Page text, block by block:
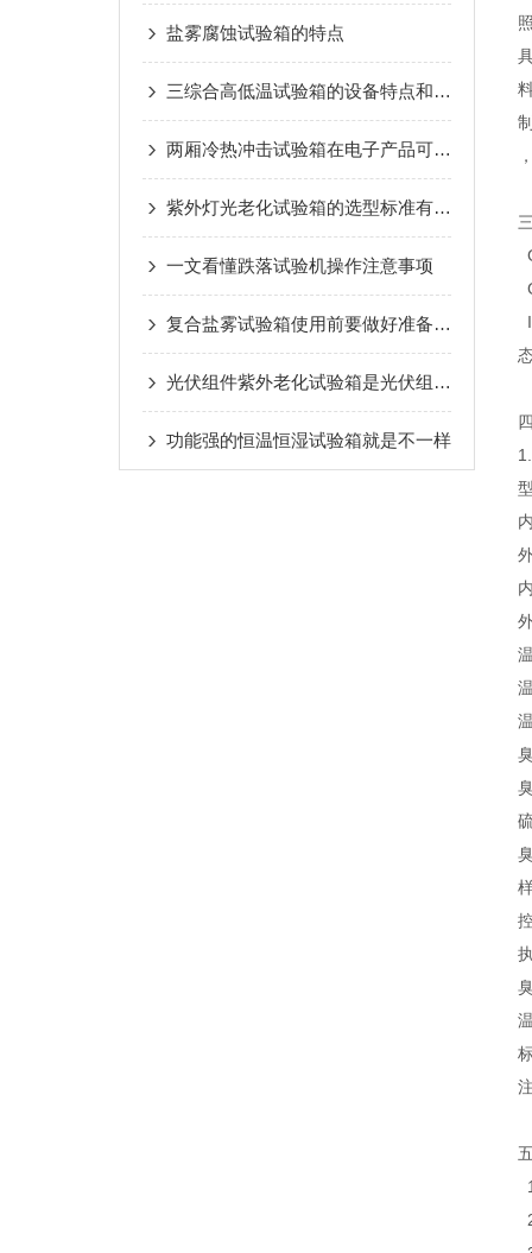
盐雾腐蚀试验箱的特点
三综合高低温试验箱的设备特点和满足标准
两厢冷热冲击试验箱在电子产品可靠性测试中的关键作用
紫外灯光老化试验箱的选型标准有以下几点
一文看懂跌落试验机操作注意事项
复合盐雾试验箱使用前要做好准备工作
光伏组件紫外老化试验箱是光伏组件可靠性的模拟考验场
功能强的恒温恒湿试验箱就是不一样